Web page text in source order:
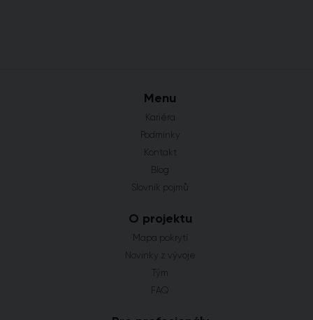
Menu
Kariéra
Podmínky
Kontakt
Blog
Slovník pojmů
O projektu
Mapa pokrytí
Novinky z vývoje
Tým
FAQ